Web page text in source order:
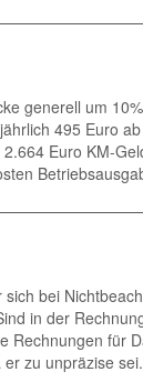
generell um
495 Euro
Euro KM-
bei
in der
zu unpräzise